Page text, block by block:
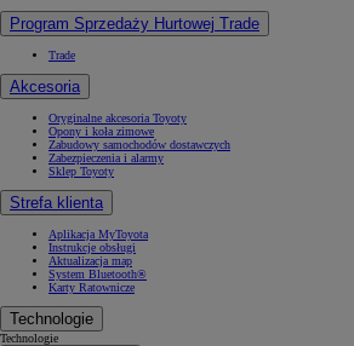
Program Sprzedaży Hurtowej Trade
Trade
Akcesoria
Oryginalne akcesoria Toyoty
Opony i koła zimowe
Zabudowy samochodów dostawczych
Zabezpieczenia i alarmy
Sklep Toyoty
Strefa klienta
Aplikacja MyToyota
Instrukcje obsługi
Aktualizacja map
System Bluetooth®
Karty Ratownicze
Technologie
Technologie